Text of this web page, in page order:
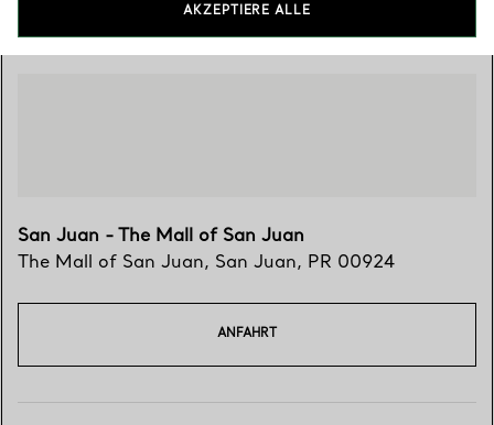
Besuchen Sie uns
San Juan - The Mall of San Juan
The Mall of San Juan, San Juan, PR 00924
ANFAHRT
AKZEPTIERE ALLE